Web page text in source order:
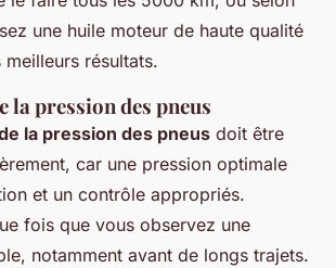
une huile moteur de haute qualité
résultats.
la pression des pneus
la pression des pneus doit être
car une pression optimale
et un contrôle appropriés.
fois que vous observez une
notamment avant de longs trajets.